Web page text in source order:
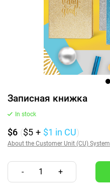
Записная книжка
In stock
$6 ($5 + $1 in CU)
About the Customer Unit (CU) System
- 1 +